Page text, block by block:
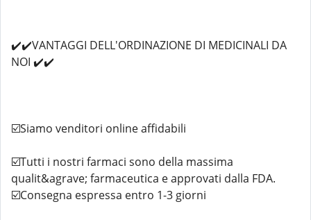
✔️✔️VANTAGGI DELL'ORDINAZIONE DI MEDICINALI DA
NOI ✔️✔️
☑️Siamo venditori online affidabili
☑️Tutti i nostri farmaci sono della massima
qualit&agrave; farmaceutica e approvati dalla FDA.
☑️Consegna espressa entro 1-3 giorni